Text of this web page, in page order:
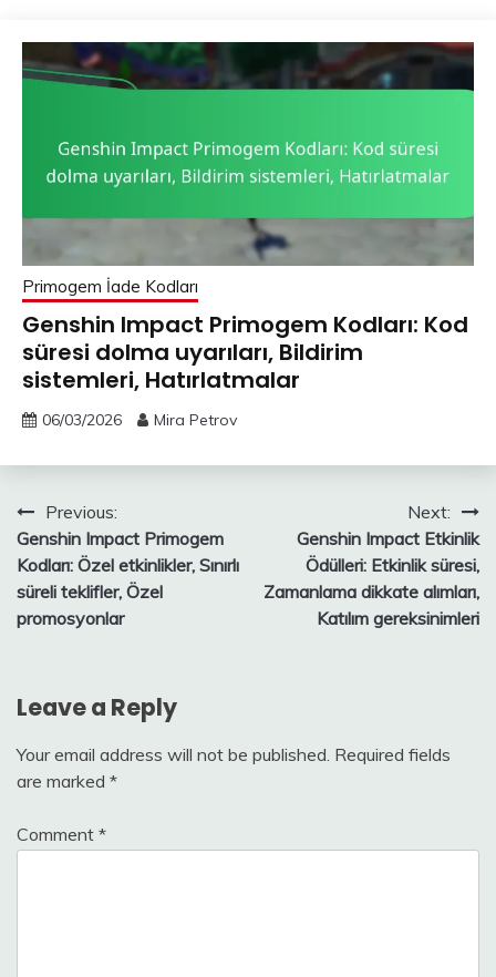
Primogem İade Kodları
Genshin Impact Primogem Kodları: Kod
süresi dolma uyarıları, Bildirim
sistemleri, Hatırlatmalar
06/03/2026 Mira Petrov
Post
navigation
Previous:
Genshin Impact Primogem
Kodları: Özel etkinlikler, Sınırlı
süreli teklifler, Özel
promosyonlar
Next:
Genshin Impact Etkinlik
Ödülleri: Etkinlik süresi,
Zamanlama dikkate alımları,
Katılım gereksinimleri
Leave a Reply
Your email address will not be published. Required fields
are marked *
Comment *